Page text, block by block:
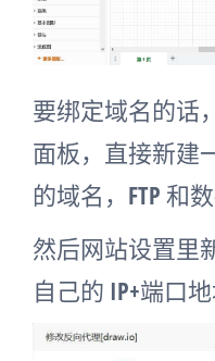
要绑定域名的话
面板，直接新建
的域名，FTP 和
然后网站设置里
自己的 IP+端口